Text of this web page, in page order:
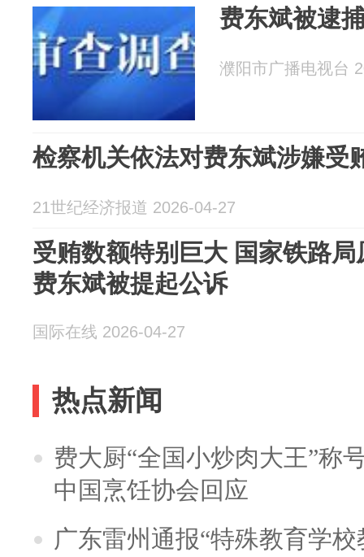
费东斌被逮
濮阳市广播电视台
检察机关依法对费东斌涉嫌受
21世纪经济报道 2026-04-27
受贿数额特别巨大 国家铁路
费东斌被提起公诉
国际在线 2026-04-27
热点新闻
费大厨“全国小炒肉大王”称
中国烹饪协会回应
广东雷州通报“特殊教育学